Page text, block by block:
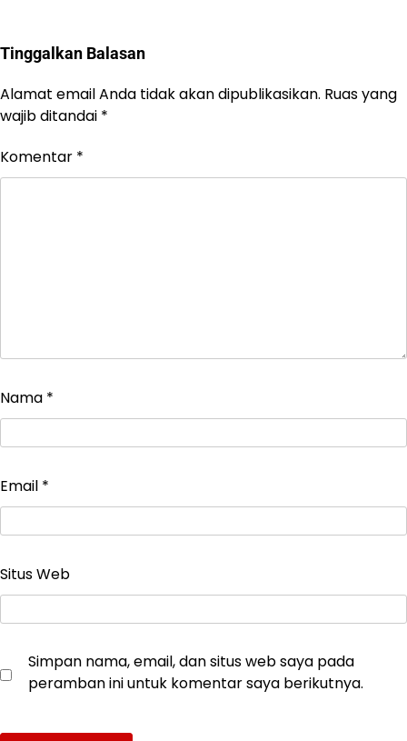
Tinggalkan Balasan
Alamat email Anda tidak akan dipublikasikan. Ruas yang
wajib ditandai *
Komentar *
Nama *
Email *
Situs Web
Simpan nama, email, dan situs web saya pada
peramban ini untuk komentar saya berikutnya.